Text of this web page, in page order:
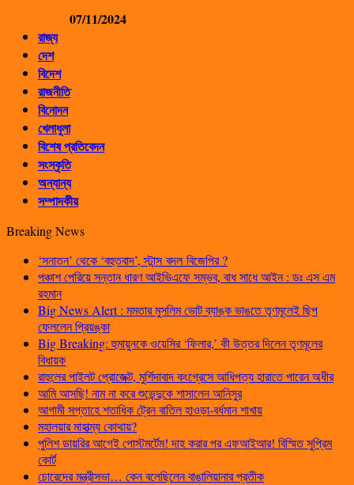
07/11/2024
রাজ্য
দেশ
বিদেশ
রাজনীতি
বিনোদন
খেলাধুলা
বিশেষ প্রতিবেদন
সংস্কৃতি
অন্যান্য
সম্পাদকীয়
Breaking News
‘সনাতন’ থেকে ‘বহুতবাদ’, স্টান্স বদল বিজেপির ?
পঞ্চাশ পেরিয়ে সন্তান ধারণ আইভিএফে সম্ভব, বাধ সাধে আইন : ডঃ এস এম
রহমান
Big News Alert : মমতার মুসলিম ভোট ব্যাঙ্ক ভাঙতে তৃণমূলেই ছিপ
ফেললেন প্রিয়ঙ্কা
Big Breaking: হুমায়ুনকে ওয়েসির ‘ফিলার,’ কী উত্তর দিলেন তৃণমূলের
বিধায়ক
রাহুলের পাইলট প্রোজেক্ট, মুর্শিদাবাদ কংগ্রেসে আধিপত্য হারাতে পারেন অধীর
আমি আসছি! নাম না করে শুভেন্দুকে শাসালেন আনিসুর
আগামী সপ্তাহে শতাধিক ট্রেন বাতিল হাওড়া-বর্ধমান শাখায়
মহালয়ার মাহাত্ম্য কোথায়?
পুলিশ ডায়রির আগেই পোস্টমর্টেম! দাহ করার পর এফআইআর! বিস্মিত সুপ্রিম
কোর্ট
চোরেদের মন্ত্রীসভা… কেন বলেছিলেন বাঙালিয়ানার প্রতীক